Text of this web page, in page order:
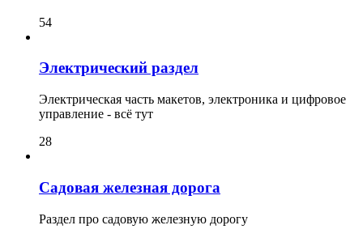
54
Электрический раздел
Электрическая часть макетов, электроника и цифровое
управление - всё тут
28
Садовая железная дорога
Раздел про садовую железную дорогу